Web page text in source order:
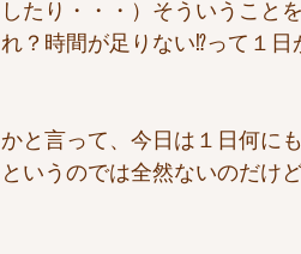
したり・・・）そういうこと
れ？時間が足りない⁉️って１日
かと言って、今日は１日何に
というのでは全然ないのだけ